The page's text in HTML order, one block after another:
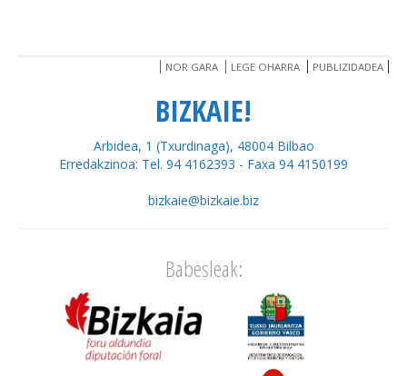
NOR GARA LEGE OHARRA PUBLIZIDADEA
BIZKAIE!
Arbidea, 1 (Txurdinaga), 48004 Bilbao
Erredakzinoa: Tel. 94 4162393 - Faxa 94 4150199
bizkaie@bizkaie.biz
Babesleak: